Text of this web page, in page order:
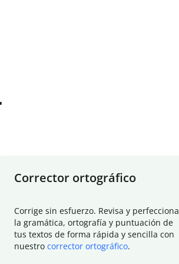
Corrector ortográfico
Corrige sin esfuerzo. Revisa y perfecciona
la gramática, ortografía y puntuación de
tus textos de forma rápida y sencilla con
nuestro corrector ortográfico.